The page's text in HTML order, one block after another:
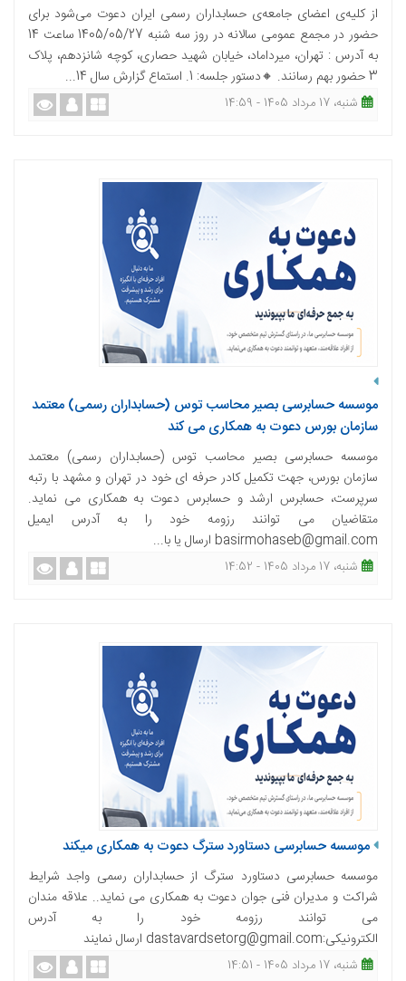
از کلیه‌ی اعضای جامعه‌ی حسابداران رسمی ایران دعوت می‌شود برای
حضور در مجمع عمومی سالانه‌ در روز سه شنبه 1405/05/27 ساعت 14
به آدرس : تهران، میرداماد، خیابان شهید حصاری، کوچه شانزدهم، پلاک
3 حضور بهم رسانند. 🔸دستور جلسه: 1. استماع گزارش سال 14...
شنبه، 17 مرداد 1405 - 14:59
موسسه حسابرسی بصیر محاسب توس (حسابداران رسمی) معتمد
سازمان بورس دعوت به همکاری می کند
موسسه حسابرسی بصیر محاسب توس (حسابداران رسمی) معتمد
سازمان بورس، جهت تکمیل کادر حرفه ای خود در تهران و مشهد با رتبه
سرپرست، حسابرس ارشد و حسابرس دعوت به همکاری می نماید.
متقاضیان می توانند رزومه خود را به آدرس ایمیل
basirmohaseb@gmail.com ارسال یا با...
شنبه، 17 مرداد 1405 - 14:52
موسسه حسابرسی دستاورد سترگ دعوت به همکاری میکند
موسسه حسابرسی دستاورد سترگ از حسابداران رسمی واجد شرایط
شراکت و مدیران فنی جوان دعوت به همکاری می نماید.. علاقه مندان
می توانند رزومه خود را به آدرس
الکترونیکی:dastavardsetorg@gmail.com ارسال نمایند
شنبه، 17 مرداد 1405 - 14:51